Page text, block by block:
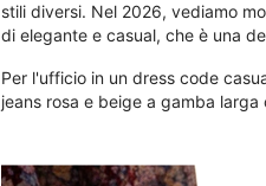
stili diversi. Nel 2026, vediamo
di elegante e casual, che è una
Per l'ufficio in un dress code
jeans rosa e beige a gamba